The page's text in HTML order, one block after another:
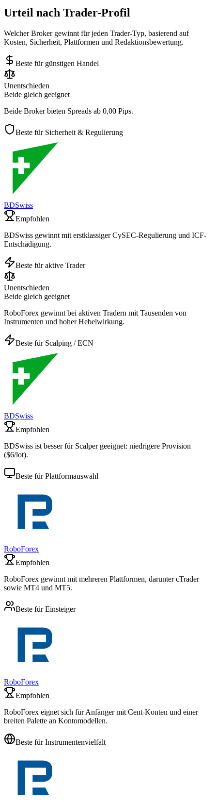
Urteil nach Trader-Profil
Welcher Broker gewinnt für jeden Trader-Typ, basierend auf
Kosten, Sicherheit, Plattformen und Redaktionsbewertung.
Beste für günstigen Handel
Unentschieden
Beide gleich geeignet
Beide Broker bieten Spreads ab 0,00 Pips.
Beste für Sicherheit & Regulierung
BDSwiss
Empfohlen
BDSwiss gewinnt mit erstklassiger CySEC-Regulierung und ICF-
Entschädigung.
Beste für aktive Trader
Unentschieden
Beide gleich geeignet
RoboForex gewinnt bei aktiven Tradern mit Tausenden von
Instrumenten und hoher Hebelwirkung.
Beste für Scalping / ECN
BDSwiss
Empfohlen
BDSwiss ist besser für Scalper geeignet: niedrigere Provision
($6/lot).
Beste für Plattformauswahl
RoboForex
Empfohlen
RoboForex gewinnt mit mehreren Plattformen, darunter cTrader
sowie MT4 und MT5.
Beste für Einsteiger
RoboForex
Empfohlen
RoboForex eignet sich für Anfänger mit Cent-Konten und einer
breiten Palette an Kontomodellen.
Beste für Instrumentenvielfalt